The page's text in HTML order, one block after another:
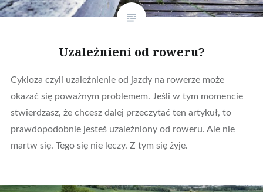
Uzależnieni od roweru?
Cykloza czyli uzależnienie od jazdy na rowerze może
okazać się poważnym problemem. Jeśli w tym momencie
stwierdzasz, że chcesz dalej przeczytać ten artykuł, to
prawdopodobnie jesteś uzależniony od roweru. Ale nie
martw się. Tego się nie leczy. Z tym się żyje.